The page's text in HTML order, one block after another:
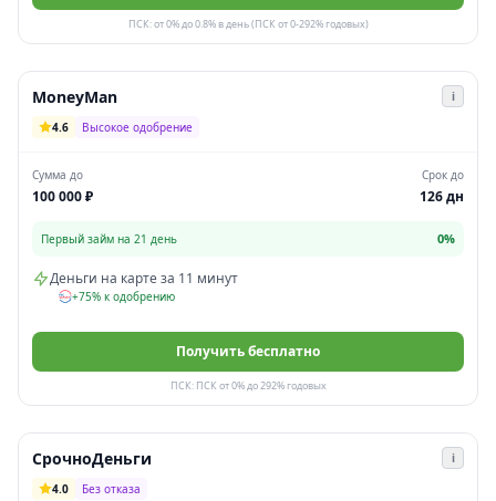
ПСК: от 0% до 0.8% в день (ПСК от 0-292% годовых)
MoneyMan
i
4.6
Высокое одобрение
Сумма до
100 000 ₽
Срок до
126 дн
Первый займ на 21 день 0%
Деньги на карте за 11 минут
+75% к одобрению
Получить бесплатно
ПСК: ПСК от 0% до 292% годовых
СрочноДеньги
i
4.0
Без отказа